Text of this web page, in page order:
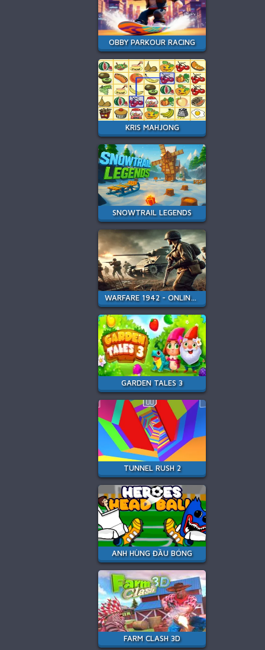
OBBY PARKOUR RACING
KRIS MAHJONG
SNOWTRAIL LEGENDS
WARFARE 1942 - ONLINE SHOOTER
GARDEN TALES 3
TUNNEL RUSH 2
ANH HÙNG ĐẦU BÓNG
FARM CLASH 3D